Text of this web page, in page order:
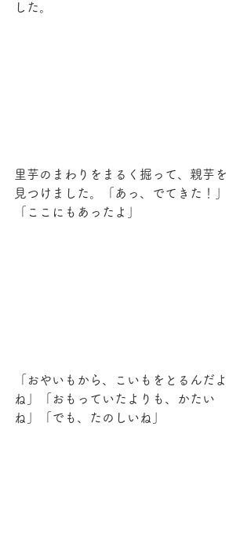
した。
里芋のまわりをまるく掘って、親芋を
見つけました。「あっ、でてきた！」
「ここにもあったよ」
「おやいもから、こいもをとるんだよ
ね」「おもっていたよりも、かたい
ね」「でも、たのしいね」